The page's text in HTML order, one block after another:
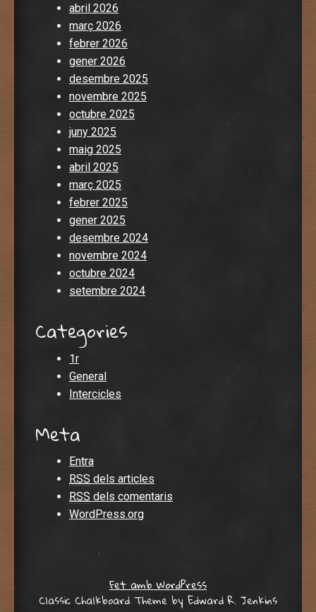
abril 2026
març 2026
febrer 2026
gener 2026
desembre 2025
novembre 2025
octubre 2025
juny 2025
maig 2025
abril 2025
març 2025
febrer 2025
gener 2025
desembre 2024
novembre 2024
octubre 2024
setembre 2024
Categories
1r
General
Intercicles
Meta
Entra
RSS dels articles
RSS dels comentaris
WordPress.org
Fet amb WordPress
Classic Chalkboard Theme by Edward R. Jenkins